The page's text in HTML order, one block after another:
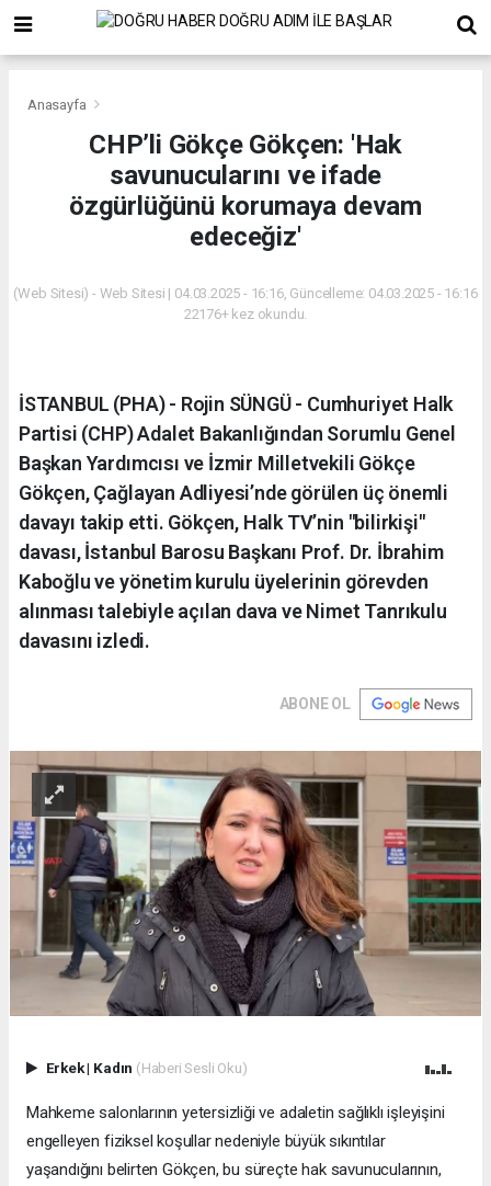
Anasayfa
CHP’li Gökçe Gökçen: 'Hak
savunucularını ve ifade
özgürlüğünü korumaya devam
edeceğiz'
(Web Sitesi) - Web Sitesi | 04.03.2025 - 16:16, Güncelleme: 04.03.2025 - 16:16
22176+ kez okundu.
İSTANBUL (PHA) - Rojin SÜNGÜ - Cumhuriyet Halk
Partisi (CHP) Adalet Bakanlığından Sorumlu Genel
Başkan Yardımcısı ve İzmir Milletvekili Gökçe
Gökçen, Çağlayan Adliyesi’nde görülen üç önemli
davayı takip etti. Gökçen, Halk TV’nin "bilirkişi"
davası, İstanbul Barosu Başkanı Prof. Dr. İbrahim
Kaboğlu ve yönetim kurulu üyelerinin görevden
alınması talebiyle açılan dava ve Nimet Tanrıkulu
davasını izledi.
ABONE OL
Erkek| Kadın (Haberi Sesli Oku)
Mahkeme salonlarının yetersizliği ve adaletin sağlıklı işleyişini
engelleyen fiziksel koşullar nedeniyle büyük sıkıntılar
yaşandığını belirten Gökçen, bu süreçte hak savunucularının,